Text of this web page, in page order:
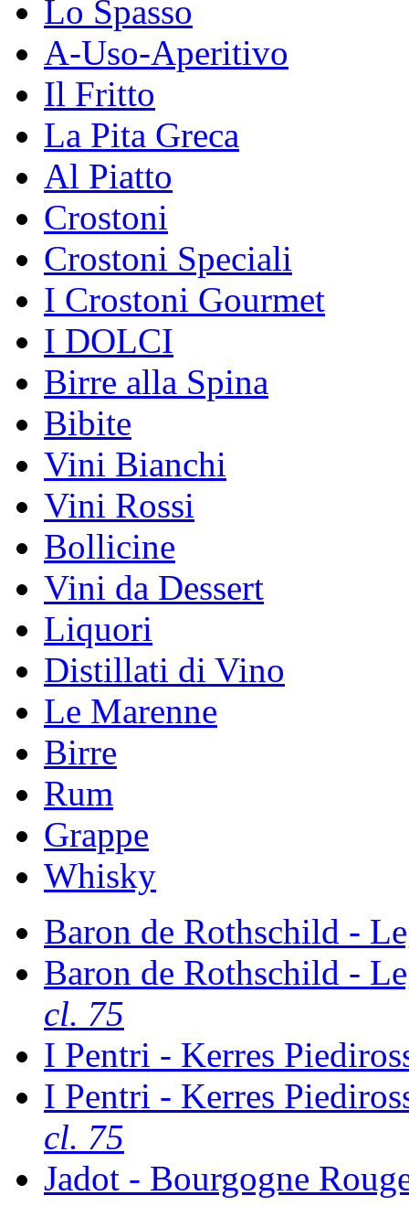
Lo Spasso
A-Uso-Aperitivo
Il Fritto
La Pita Greca
Al Piatto
Crostoni
Crostoni Speciali
I Crostoni Gourmet
I DOLCI
Birre alla Spina
Bibite
Vini Bianchi
Vini Rossi
Bollicine
Vini da Dessert
Liquori
Distillati di Vino
Le Marenne
Birre
Rum
Grappe
Whisky
Baron de Rothschild -
Baron de Rothschild -
cl. 75
I Pentri - Kerres
I Pentri - Kerres
cl. 75
Jadot - Bourgogne